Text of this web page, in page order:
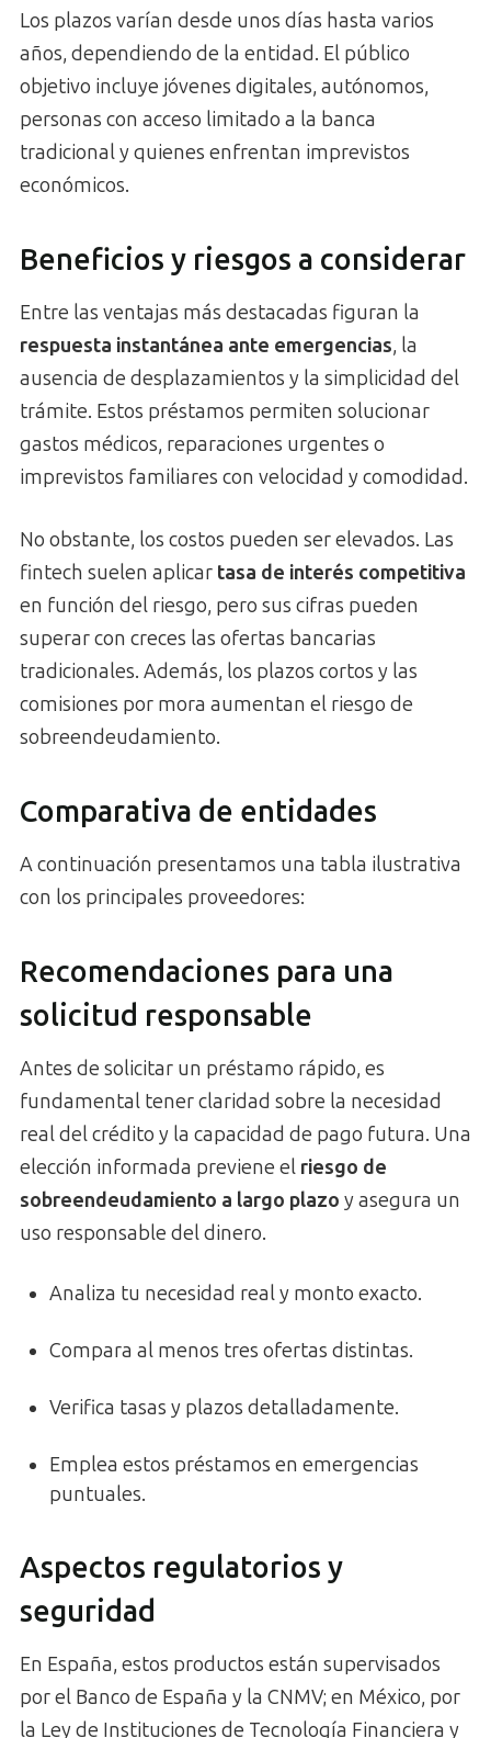
Los plazos varían desde unos días hasta varios
años, dependiendo de la entidad. El público
objetivo incluye jóvenes digitales, autónomos,
personas con acceso limitado a la banca
tradicional y quienes enfrentan imprevistos
económicos.
Beneficios y riesgos a considerar
Entre las ventajas más destacadas figuran la
respuesta instantánea ante emergencias, la
ausencia de desplazamientos y la simplicidad del
trámite. Estos préstamos permiten solucionar
gastos médicos, reparaciones urgentes o
imprevistos familiares con velocidad y comodidad.
No obstante, los costos pueden ser elevados. Las
fintech suelen aplicar tasa de interés competitiva
en función del riesgo, pero sus cifras pueden
superar con creces las ofertas bancarias
tradicionales. Además, los plazos cortos y las
comisiones por mora aumentan el riesgo de
sobreendeudamiento.
Comparativa de entidades
A continuación presentamos una tabla ilustrativa
con los principales proveedores:
Recomendaciones para una
solicitud responsable
Antes de solicitar un préstamo rápido, es
fundamental tener claridad sobre la necesidad
real del crédito y la capacidad de pago futura. Una
elección informada previene el riesgo de
sobreendeudamiento a largo plazo y asegura un
uso responsable del dinero.
Analiza tu necesidad real y monto exacto.
Compara al menos tres ofertas distintas.
Verifica tasas y plazos detalladamente.
Emplea estos préstamos en emergencias
puntuales.
Aspectos regulatorios y
seguridad
En España, estos productos están supervisados
por el Banco de España y la CNMV; en México, por
la Ley de Instituciones de Tecnología Financiera y